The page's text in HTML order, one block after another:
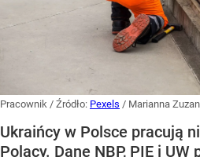
Pracownik / Źródło: Pexels / Marianna
Ukraińcy w Polsce pracują
Polacy. Dane NBP, PIE i